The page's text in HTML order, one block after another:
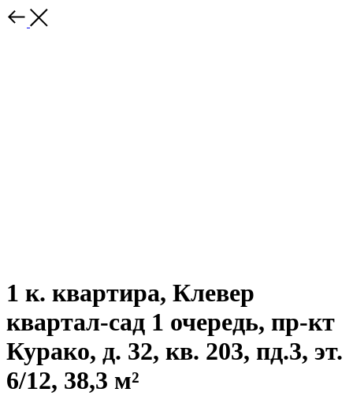
1 к. квартира, Клевер
квартал-сад 1 очередь, пр-кт
Курако, д. 32, кв. 203, пд.3, эт.
6/12, 38,3 м²